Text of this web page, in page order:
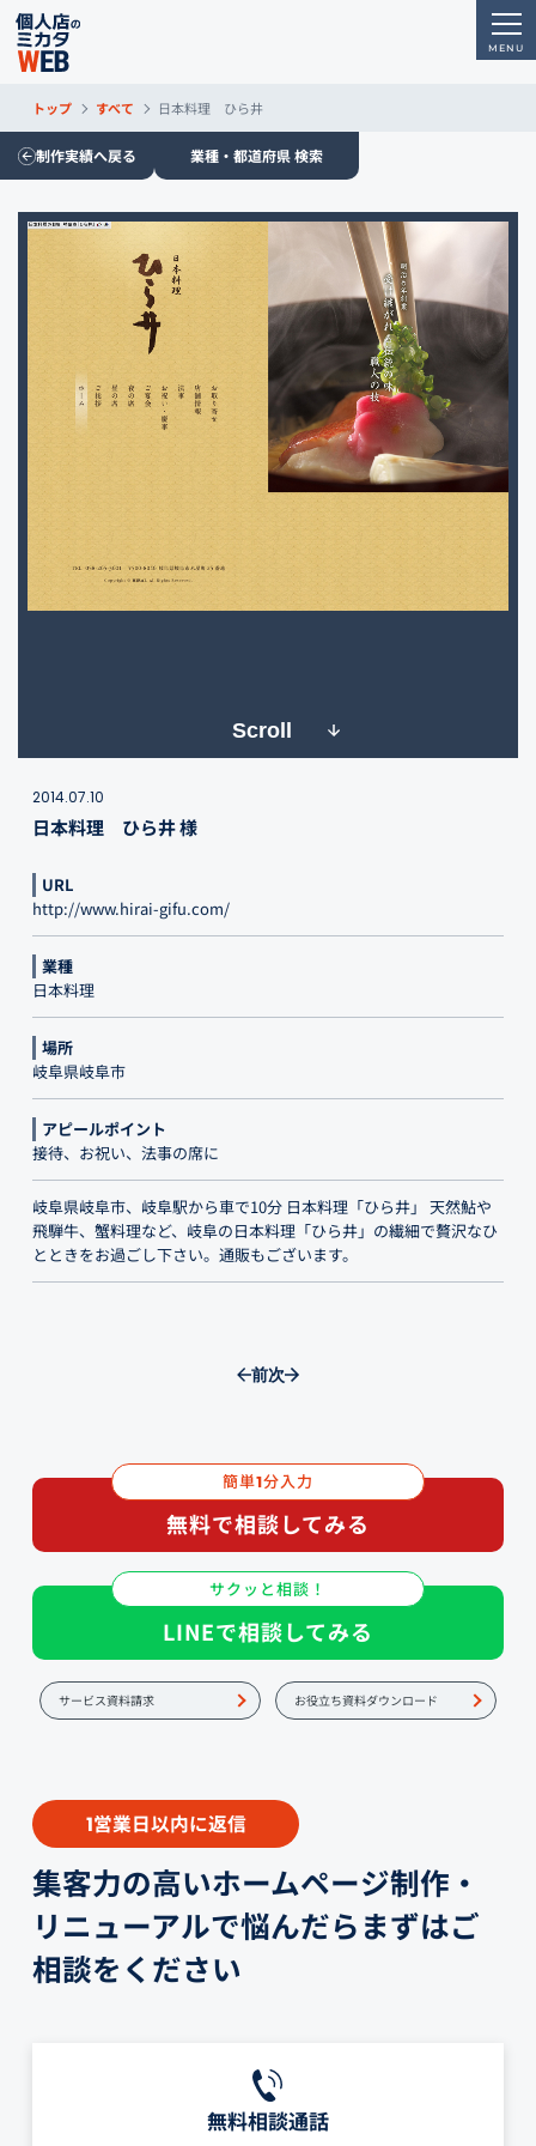
トップ すべて 日本料理 ひら井
制作実績へ戻る 業種・都道府県 検索
Scroll
2014.07.10
日本料理 ひら井 様
URL
http://www.hirai-gifu.com/
業種
日本料理
場所
岐阜県岐阜市
アピールポイント
接待、お祝い、法事の席に
岐阜県岐阜市、岐阜駅から車で10分 日本料理「ひら井」 天然鮎や
飛騨牛、蟹料理など、岐阜の日本料理「ひら井」の繊細で贅沢なひ
とときをお過ごし下さい。通販もございます。
前次
簡単1分入力
無料で相談してみる
サクッと相談！
LINEで相談してみる
サービス資料請求 お役立ち資料ダウンロード
1営業日以内に返信
集客力の高いホームページ制作・
リニューアルで悩んだらまずはご
相談をください
無料相談通話